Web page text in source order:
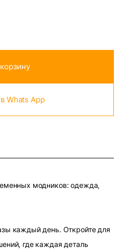
Whats App
модников: одежда,
каждый день. Откройте для
где каждая деталь